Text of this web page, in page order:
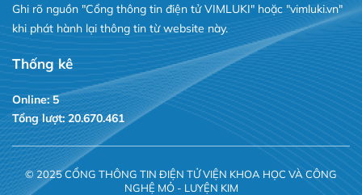
Ghi rõ nguồn "Cổng thông tin điện tử VIMLUKI" hoặc "vimluki.vn"
khi phát hành lại thông tin từ website này.
Thống kê
Online: 5
Tổng lượt: 20.670.461
© 2025 CỔNG THÔNG TIN ĐIỆN TỬ VIỆN KHOA HỌC VÀ CÔNG
NGHỆ MỎ - LUYỆN KIM